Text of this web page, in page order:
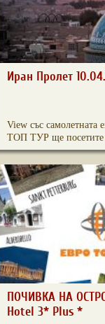
Иран Пролет
View със самолетната
ТОП ТУР ще
ПОЧИВКА НА
Hotel 3* Plus *